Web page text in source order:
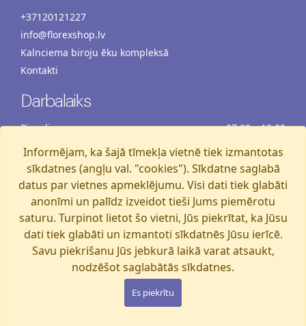
+37120121227
info@florexshop.lv
Kalnciema biroju ēku kompleksā
Kontakti
Darbalaiks
Pirmdiena
07:00 – 19:00
Otrdiena
07:00 – 19:00
Trešdiena
07:00 – 19:00
Ceturtdiena
07:00 – 19:00
Piektdiena
07:00 – 19:00
Sestdiena
07:00 – 19:00
Svētdiena
07:00 – 15:00
Informējam, ka šajā tīmekļa vietnē tiek izmantotas
sīkdatnes (angļu val. "cookies"). Sīkdatne saglabā
datus par vietnes apmeklējumu. Visi dati tiek glabāti
anonīmi un palīdz izveidot tieši Jums piemērotu
saturu. Turpinot lietot šo vietni, Jūs piekrītat, ka Jūsu
dati tiek glabāti un izmantoti sīkdatnēs Jūsu ierīcē.
Savu piekrišanu Jūs jebkurā laikā varat atsaukt,
nodzēšot saglabātās sīkdatnes.
Es piekrītu